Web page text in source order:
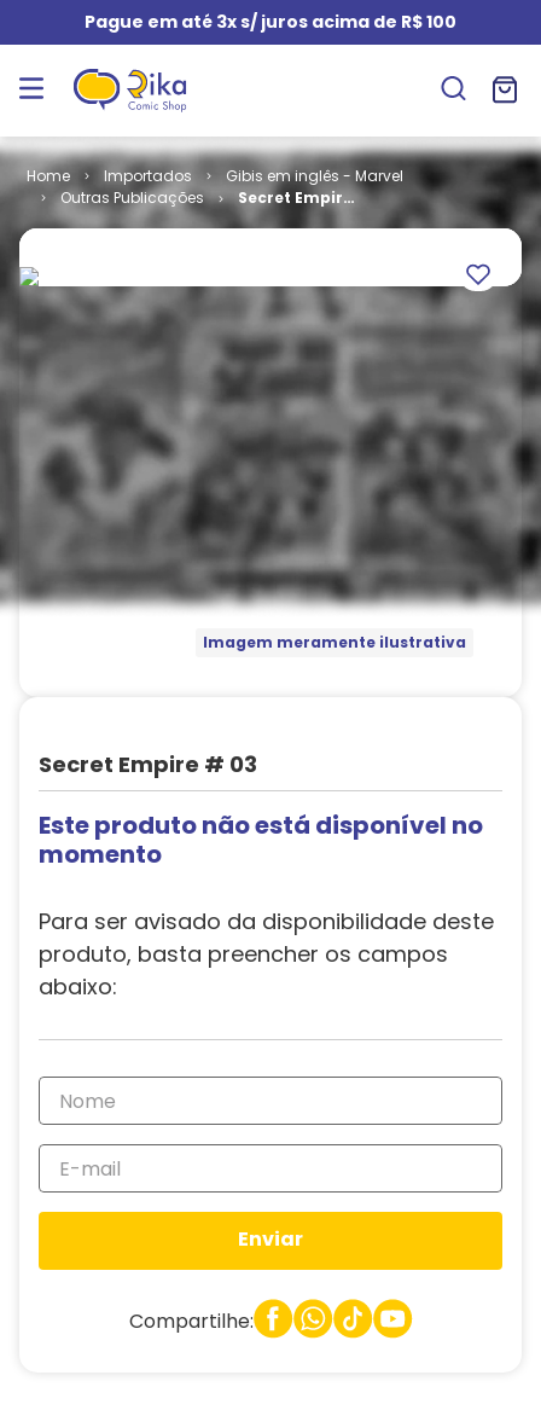
Pague em até 3x s/ juros acima de R$ 100
Importados
Gibis em inglês - Marvel
Outras Publicações
Secret Empire
# 03
Imagem meramente ilustrativa
Secret Empire # 03
Este produto não está disponível no
momento
Para ser avisado da disponibilidade deste
produto, basta preencher os campos
abaixo:
Enviar
Compartilhe: